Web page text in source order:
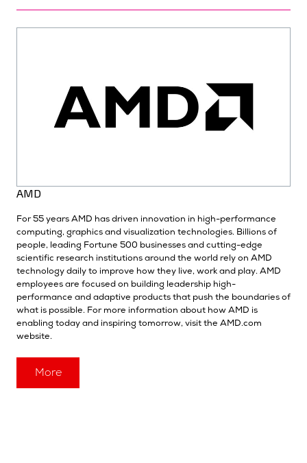
AMD
For 55 years AMD has driven innovation in high-performance
computing, graphics and visualization technologies. Billions of
people, leading Fortune 500 businesses and cutting-edge
scientific research institutions around the world rely on AMD
technology daily to improve how they live, work and play. AMD
employees are focused on building leadership high-
performance and adaptive products that push the boundaries of
what is possible. For more information about how AMD is
enabling today and inspiring tomorrow, visit the AMD.com
website.
More